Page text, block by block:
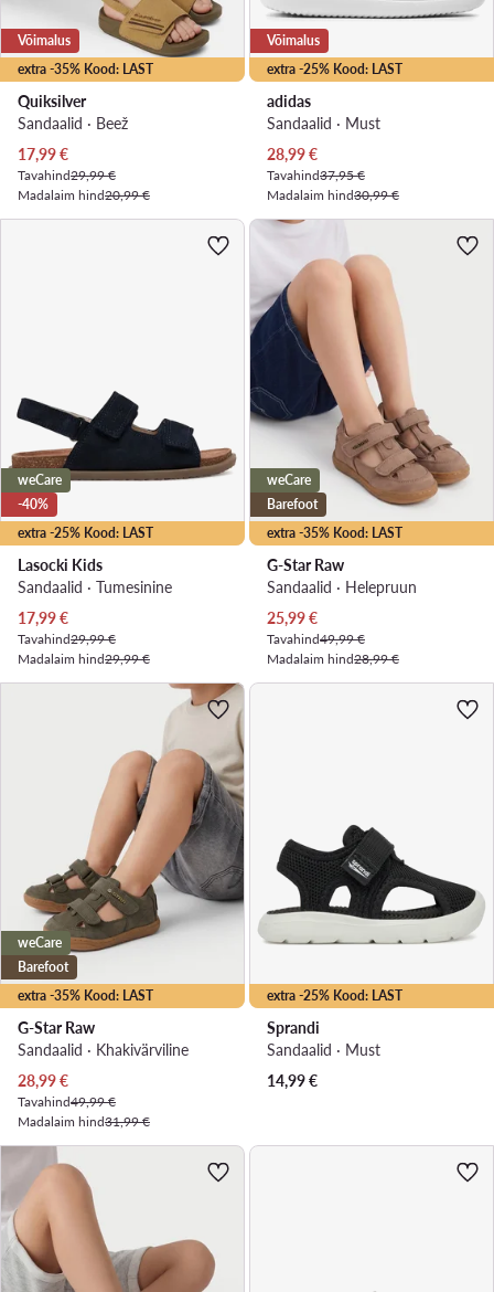
extra -35% Kood: LAST
Võimalus
Quiksilver
Sandaalid · Beež
Praegune hind
17,99€
Tavahind29,99 €
Madalaim hind20,99 €
extra -25% Kood: LAST
Võimalus
adidas
Sandaalid · Must
Praegune hind
28,99€
Tavahind37,95 €
Madalaim hind30,99 €
extra -25% Kood: LAST
weCare
-40%
Lasocki Kids
Sandaalid · Tumesinine
Praegune hind
17,99€
Tavahind29,99 €
Madalaim hind29,99 €
extra -35% Kood: LAST
weCare
Barefoot
G-Star Raw
Sandaalid · Helepruun
Praegune hind
25,99€
Tavahind49,99 €
Madalaim hind28,99 €
extra -35% Kood: LAST
weCare
Barefoot
G-Star Raw
Sandaalid · Khakivärviline
Praegune hind
28,99€
Tavahind49,99 €
Madalaim hind31,99 €
extra -25% Kood: LAST
Sprandi
Sandaalid · Must
14,99€